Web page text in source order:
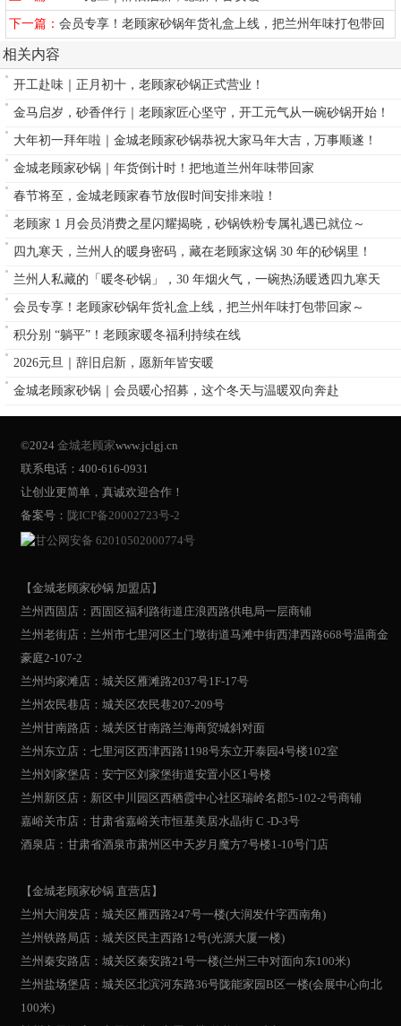
下一篇：会员专享！老顾家砂锅年货礼盒上线，把兰州年味打包带回
家～
相关内容
开工赴味｜正月初十，老顾家砂锅正式营业！
金马启岁，砂香伴行｜老顾家匠心坚守，开工元气从一碗砂锅开始！
大年初一拜年啦｜金城老顾家砂锅恭祝大家马年大吉，万事顺遂！
金城老顾家砂锅｜年货倒计时！把地道兰州年味带回家
春节将至，金城老顾家春节放假时间安排来啦！
老顾家 1 月会员消费之星闪耀揭晓，砂锅铁粉专属礼遇已就位～
四九寒天，兰州人的暖身密码，藏在老顾家这锅 30 年的砂锅里！
兰州人私藏的「暖冬砂锅」，30 年烟火气，一碗热汤暖透四九寒天
会员专享！老顾家砂锅年货礼盒上线，把兰州年味打包带回家～
积分别 “躺平”！老顾家暖冬福利持续在线
2026元旦｜辞旧启新，愿新年皆安暖
金城老顾家砂锅｜会员暖心招募，这个冬天与温暖双向奔赴
©2024金城老顾家www.jclgj.cn
联系电话：400-616-0931
让创业更简单，真诚欢迎合作！
备案号： 陇ICP备20002723号-2
甘公网安备 62010502000774号
【金城老顾家砂锅 加盟店】
兰州西固店：西固区福利路街道庄浪西路供电局一层商铺
兰州老街店：兰州市七里河区土门墩街道马滩中街西津西路668号温商金
豪庭2-107-2
兰州均家滩店：城关区雁滩路2037号1F-17号
兰州农民巷店：城关区农民巷207-209号
兰州甘南路店：城关区甘南路兰海商贸城斜对面
兰州东立店：七里河区西津西路1198号东立开泰园4号楼102室
兰州刘家堡店：安宁区刘家堡街道安置小区1号楼
兰州新区店：新区中川园区西栖霞中心社区瑞岭名郡5-102-2号商铺
嘉峪关市店：甘肃省嘉峪关市恒基美居水晶街 C -D-3号
酒泉店：甘肃省酒泉市肃州区中天岁月魔方7号楼1-10号门店
【金城老顾家砂锅 直营店】
兰州大润发店：城关区雁西路247号一楼(大润发什字西南角)
兰州铁路局店：城关区民主西路12号(光源大厦一楼)
兰州秦安路店：城关区秦安路21号一楼(兰州三中对面向东100米)
兰州盐场堡店：城关区北滨河东路36号陇能家园B区一楼(会展中心向北
100米)